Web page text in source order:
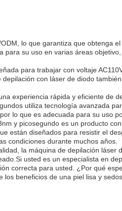
lo que garantiza que obtenga
su uso en varias áreas
para trabajar con voltaje
con láser de diodo
experiencia rápida y eficiente de
utiliza tecnología avanzada
lo que es adecuada para su uso
y picosegundo es un producto
están diseñados para resistir el
condiciones durante muchos años.
la máquina de depilación láser
usted es un especialista en
correcta para usted. ¿Por qué
los beneficios de una piel lisa y